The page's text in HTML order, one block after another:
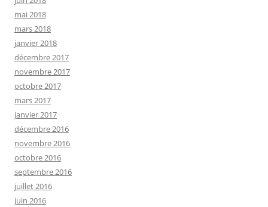
mai 2018
mars 2018
janvier 2018
décembre 2017
novembre 2017
octobre 2017
mars 2017
janvier 2017
décembre 2016
novembre 2016
octobre 2016
septembre 2016
juillet 2016
juin 2016